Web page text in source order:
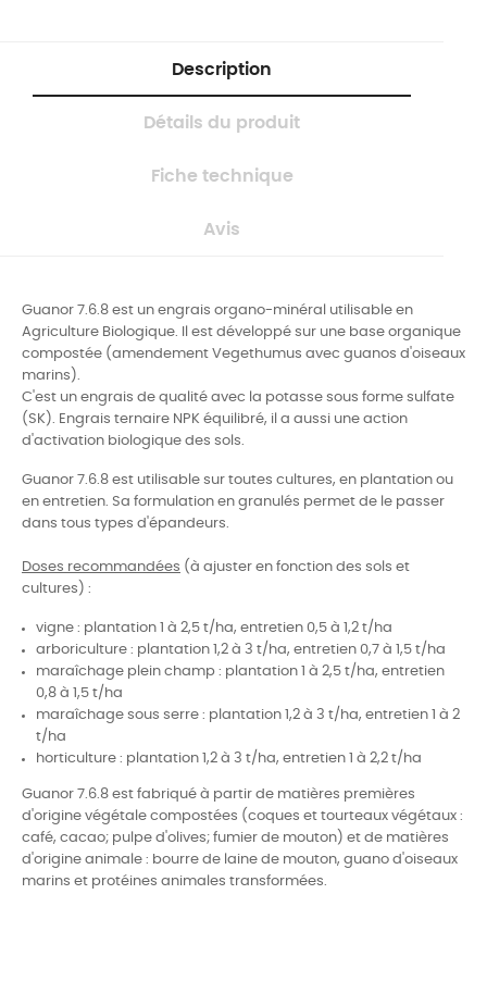
Description
Détails du produit
Fiche technique
Avis
Guanor 7.6.8 est un engrais organo-minéral utilisable en
Agriculture Biologique. Il est développé sur une base organique
compostée (amendement Vegethumus avec guanos d'oiseaux
marins).
C'est un engrais de qualité avec la potasse sous forme sulfate
(SK). Engrais ternaire NPK équilibré, il a aussi une action
d'activation biologique des sols.
Guanor 7.6.8 est utilisable sur toutes cultures, en plantation ou
en entretien. Sa formulation en granulés permet de le passer
dans tous types d'épandeurs.
Doses recommandées (à ajuster en fonction des sols et
cultures) :
vigne : plantation 1 à 2,5 t/ha, entretien 0,5 à 1,2 t/ha
arboriculture : plantation 1,2 à 3 t/ha, entretien 0,7 à 1,5 t/ha
maraîchage plein champ : plantation 1 à 2,5 t/ha, entretien
0,8 à 1,5 t/ha
maraîchage sous serre : plantation 1,2 à 3 t/ha, entretien 1 à 2
t/ha
horticulture : plantation 1,2 à 3 t/ha, entretien 1 à 2,2 t/ha
Guanor 7.6.8 est fabriqué à partir de matières premières
d'origine végétale compostées (coques et tourteaux végétaux :
café, cacao; pulpe d'olives; fumier de mouton) et de matières
d'origine animale : bourre de laine de mouton, guano d'oiseaux
marins et protéines animales transformées.